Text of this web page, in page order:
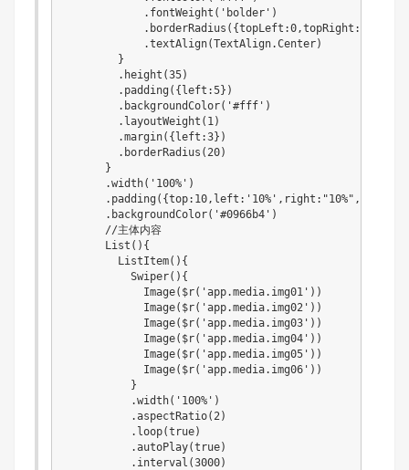
            .fontWeight('bolder')
            .textAlign(TextAlign.Center)
        }
        .height(35)
        .padding({left:5})
        .backgroundColor('#fff')
        .layoutWeight(1)
        .margin({left:3})
        .borderRadius(20)
      }
      .width('100%')
      .backgroundColor('#0966b4')
      //主体内容
      List(){
        ListItem(){
          Swiper(){
            Image($r('app.media.img01'))
            Image($r('app.media.img02'))
            Image($r('app.media.img03'))
            Image($r('app.media.img04'))
            Image($r('app.media.img05'))
            Image($r('app.media.img06'))
          }
          .width('100%')
          .aspectRatio(2)
          .loop(true)
          .autoPlay(true)
          .interval(3000)